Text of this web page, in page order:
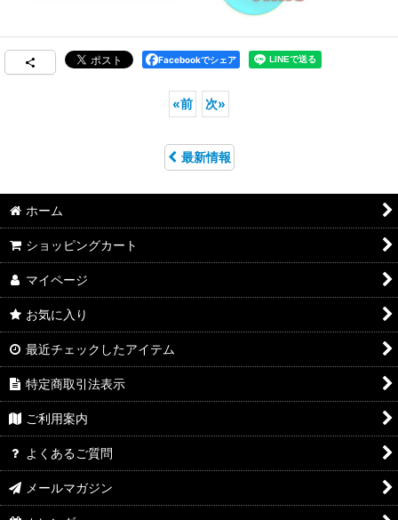
Facebookでシェア
«前 次»
最新情報
ホーム
ショッピングカート
マイページ
お気に入り
最近チェックしたアイテム
特定商取引法表示
ご利用案内
よくあるご質問
メールマガジン